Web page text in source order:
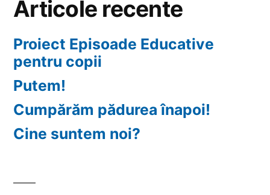
Articole recente
Proiect Episoade Educative
pentru copii
Putem!
Cumpărăm pădurea înapoi!
Cine suntem noi?